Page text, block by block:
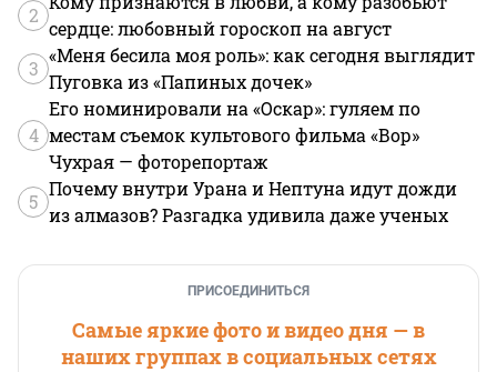
2
сердце: любовный гороскоп на август
3
«Меня бесила моя роль»: как сегодня выглядит
Пуговка из «Папиных дочек»
4
Его номинировали на «Оскар»: гуляем по
местам съемок культового фильма «Вор»
Чухрая — фоторепортаж
5
Почему внутри Урана и Нептуна идут дожди
из алмазов? Разгадка удивила даже ученых
ПРИСОЕДИНИТЬСЯ
Самые яркие фото и видео дня — в
наших группах в социальных сетях